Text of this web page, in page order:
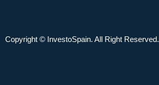
Copyright © InvestoSpain. All Right Reserved.